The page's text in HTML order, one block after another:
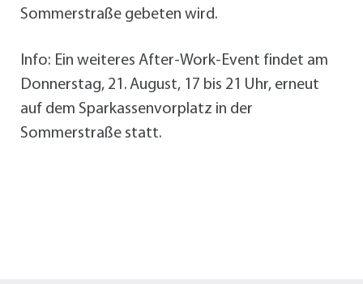
Sommerstraße gebeten wird.
Info: Ein weiteres After-Work-Event findet am
Donnerstag, 21. August, 17 bis 21 Uhr, erneut
auf dem Sparkassenvorplatz in der
Sommerstraße statt.